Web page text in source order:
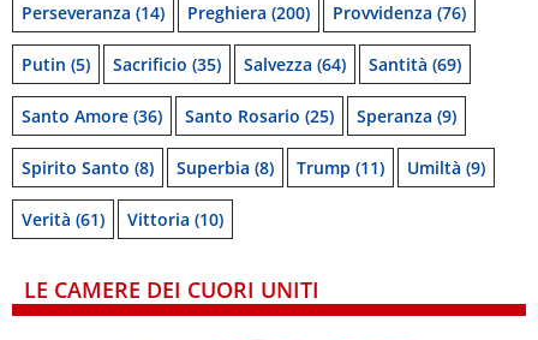
Perseveranza (14) Preghiera (200) Provvidenza (76)
Putin (5) Sacrificio (35) Salvezza (64) Santità (69)
Santo Amore (36) Santo Rosario (25) Speranza (9)
Spirito Santo (8) Superbia (8) Trump (11) Umiltà (9)
Verità (61) Vittoria (10)
LE CAMERE DEI CUORI UNITI